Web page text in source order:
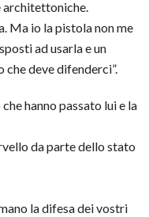
architettoniche.
Ma io la pistola non me
ad usarla e un
che deve difenderci”.
hanno passato lui e la
da parte dello stato
la difesa dei vostri